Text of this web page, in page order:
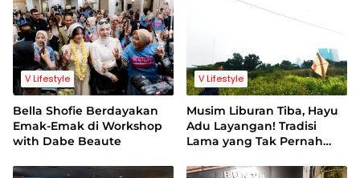
V Lifestyle
Bella Shofie Berdayakan
Emak-Emak di Workshop
with Dabe Beaute
V Lifestyle
Musim Liburan Tiba, Hayu
Adu Layangan! Tradisi
Lama yang Tak Pernah